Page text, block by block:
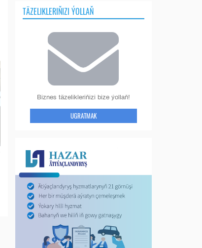
TÄZELIKLERIŇIZI ÝOLLAŇ
Biznes täzelikleriňizi bize ýollaň!
UGRATMAK